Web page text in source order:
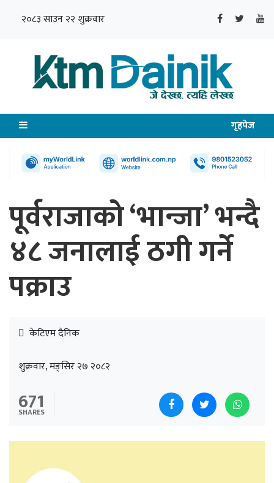
२०८३ साउन २२ शुक्रवार
गृहपेज
पूर्वराजाको ‘भान्जा’ भन्दै
४८ जनालाई ठगी गर्ने
पक्राउ
केटिएम दैनिक
शुक्रवार, मङ्सिर २७ २०८२
671
SHARES